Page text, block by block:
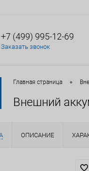
+7 (499) 995-12-69
Заказать звонок
Главная страница •
Внешний
ОПИСАНИЕ